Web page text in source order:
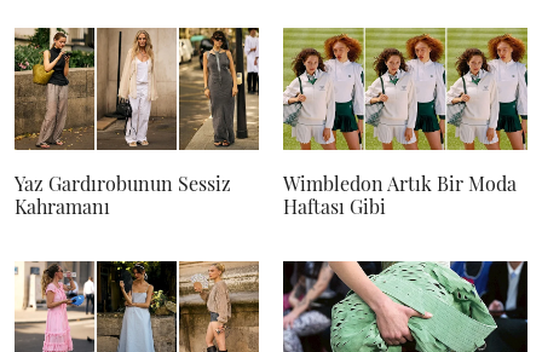
Yaz Gardırobunun Sessiz
Kahramanı
Wimbledon Artık Bir Moda
Haftası Gibi